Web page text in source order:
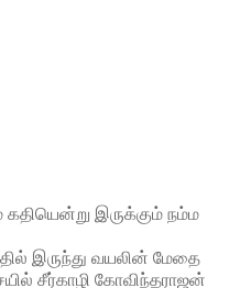
கதியென்று இருக்கும் நம்ம
இருந்து வயலின் மேதை
சீர்காழி கோவிந்தராஜன்